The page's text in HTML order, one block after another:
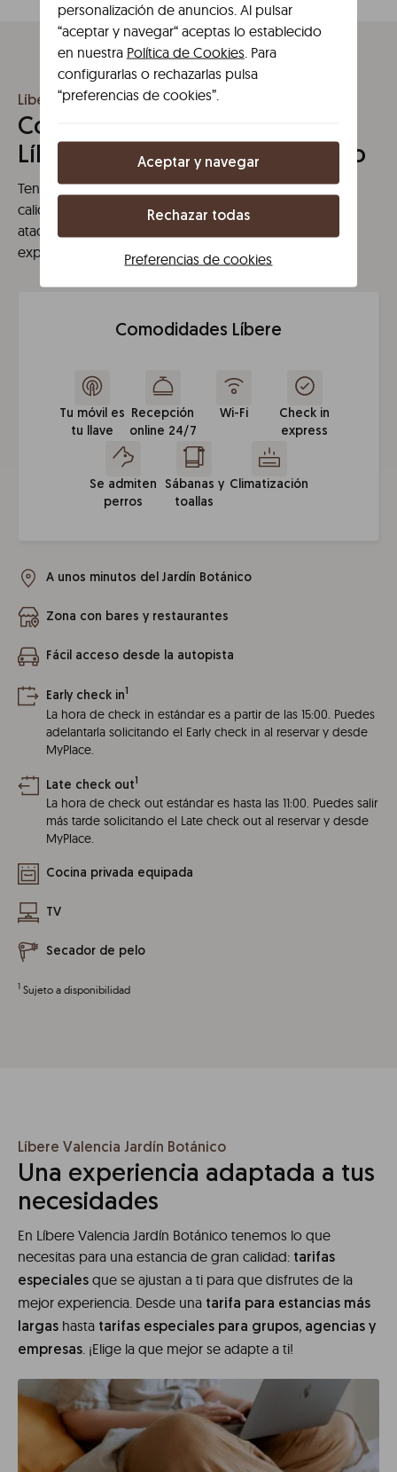
Líbere Valencia Jardín Botánico
Comodidades y servicios en
Líbere Valencia Jardín Botánico
Tenemos lo que necesitas para una estancia de gran
calidad. Una nueva forma de entender el espacio, sin
ataduras ni límites para que disfrutes de la mejor
experiencia.
Comodidades Líbere
Tu móvil es
tu llave
Recepción
online 24/7
Wi-Fi
Check in
express
Se admiten
perros
Sábanas y
toallas
Climatización
A unos minutos del Jardín Botánico
Zona con bares y restaurantes
Fácil acceso desde la autopista
Early check in1
La hora de check in estándar es a partir de las 15:00. Puedes
adelantarla solicitando el Early check in al reservar y desde
MyPlace.
Late check out1
La hora de check out estándar es hasta las 11:00. Puedes salir
más tarde solicitando el Late check out al reservar y desde
MyPlace.
Cocina privada equipada
TV
Secador de pelo
1 Sujeto a disponibilidad
Líbere Valencia Jardín Botánico
Una experiencia adaptada a tus
necesidades
En Líbere Valencia Jardín Botánico tenemos lo que
necesitas para una estancia de gran calidad: tarifas
especiales que se ajustan a ti para que disfrutes de la
mejor experiencia. Desde una tarifa para estancias más
largas hasta tarifas especiales para grupos, agencias y
empresas. ¡Elige la que mejor se adapte a ti!
personalización de anuncios. Al pulsar
“aceptar y navegar“ aceptas lo establecido
en nuestra Política de Cookies. Para
configurarlas o rechazarlas pulsa
“preferencias de cookies”.
Aceptar y navegar
Rechazar todas
Preferencias de cookies